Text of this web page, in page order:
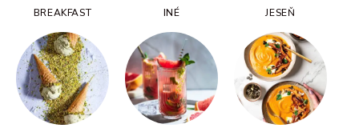
BREAKFAST INÉ JESEŇ